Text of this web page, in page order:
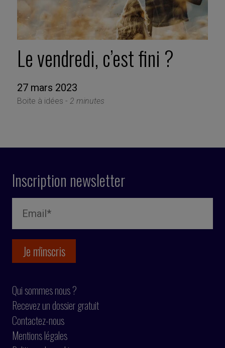
Le vendredi, c’est fini ?
27 mars 2023
Boite à idées - 2 minutes
Inscription newsletter
Qui sommes nous ?
Recevez un dossier gratuit
Contactez-nous
Mentions légales